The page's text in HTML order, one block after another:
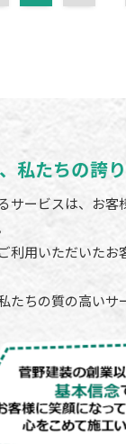
私たちの誇り
サービスは、お客
利用いただいたお
たちの質の高いサ